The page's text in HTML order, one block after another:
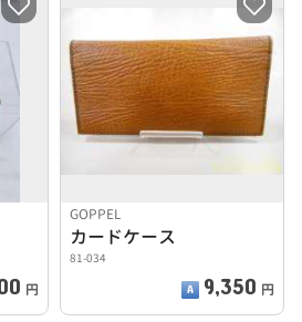
円
GOPPEL
カードケース
81-034
9,350 円